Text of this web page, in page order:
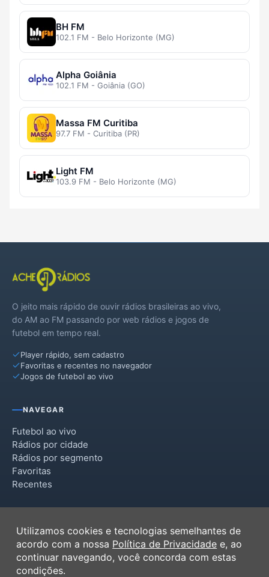
BH FM
102.1 FM - Belo Horizonte (MG)
Alpha Goiânia
102.1 FM - Goiânia (GO)
Massa FM Curitiba
97.7 FM - Curitiba (PR)
Light FM
103.9 FM - Belo Horizonte (MG)
O jeito mais rápido de ouvir rádios brasileiras ao vivo,
do AM ao FM passando por web rádios e jogos de
futebol em tempo real.
Player rápido, sem cadastro
Favoritas e recentes no navegador
Jogos de futebol ao vivo
NAVEGAR
Futebol ao vivo
Rádios por cidade
Rádios por segmento
Favoritas
Recentes
Termos de Uso
Política de Privacidade
Ferramentas
Utilizamos cookies e tecnologias semelhantes de
acordo com a nossa Política de Privacidade e, ao
continuar navegando, você concorda com estas
condições.